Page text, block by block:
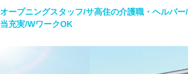
オープニングスタッフ/サ高住の介護職・ヘルパ
当充実/WワークOK